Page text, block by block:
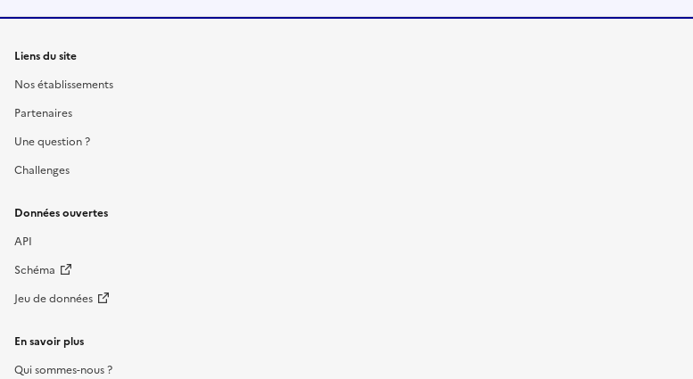
Liens du site
Nos établissements
Partenaires
Une question ?
Challenges
Données ouvertes
API
Schéma
Jeu de données
En savoir plus
Qui sommes-nous ?